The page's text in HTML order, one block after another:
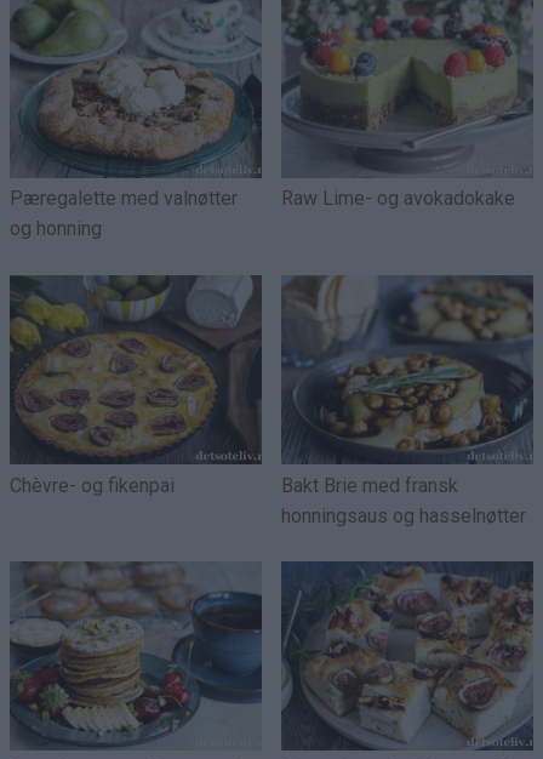
Pæregalette med valnøtter
og honning
Raw Lime- og avokadokake
Chèvre- og fikenpai
Bakt Brie med fransk
honningsaus og hasselnøtter